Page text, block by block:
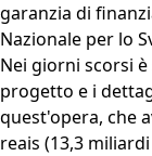
garanzia di
Nazionale per lo
Nei giorni scorsi
progetto e i
quest'opera, che
reais (13,3